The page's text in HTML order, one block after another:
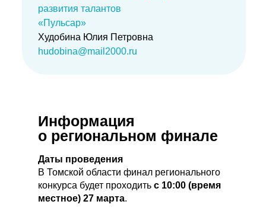
развития талантов
«Пульсар»
Худобина Юлия Петровна
hudobina@mail2000.ru
Даты проведения
В Томской области финал регионального
конкурса будет проходить с 10:00 (время
местное) 27 марта.
Информация
о региональном финале